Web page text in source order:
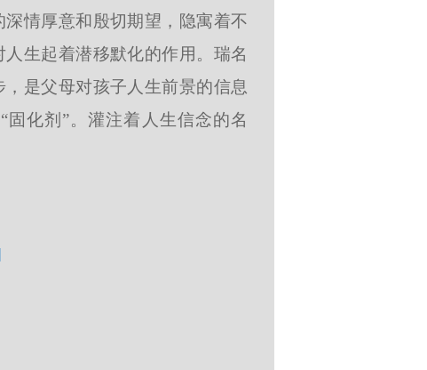
情厚意和殷切期望，隐寓着不
生起着潜移默化的作用。瑞名
是父母对孩子人生前景的信息
化剂”。灌注着人生信念的名